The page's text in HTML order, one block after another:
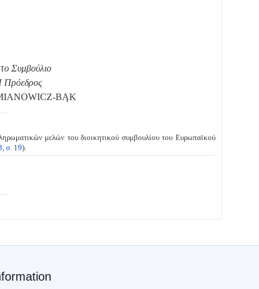
το Συμβούλιο
Πρόεδρος
BĄK
μελών του διοικητικού συμβουλίου του Ευρωπαϊκού
σ. 19).